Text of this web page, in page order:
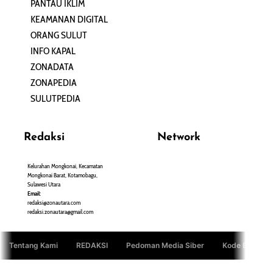
PANTAU IKLIM
KEAMANAN DIGITAL
ORANG SULUT
INFO KAPAL
ZONADATA
ZONAPEDIA
SULUTPEDIA
Redaksi
Kelurahan Mongkonai, Kecamatan
Mongkonai Barat, Kotamobagu,
Sulawesi Utara
Email:
redaksi@zonautara.com
redaksi.zonautara@gmail.com
Network
Tentang Kami REDAKSI Pedoman Media Siber Kode Etik